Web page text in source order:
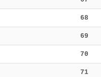
68
69
70
71